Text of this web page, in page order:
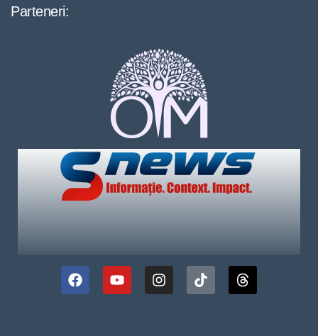
Parteneri: